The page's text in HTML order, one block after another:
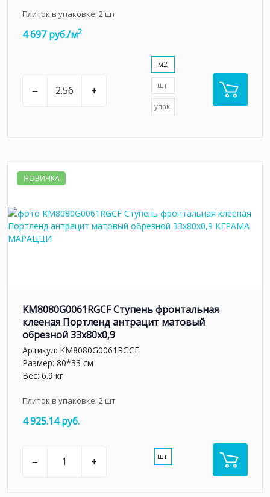
Плиток в упаковке: 2шт
4 697 руб./м2
– +
м2
шт.
упак.
НОВИНКА
KM8080G0061RGCF Ступень фронтальная
клееная Портленд антрацит матовый
обрезной 33x80x0,9
Артикул: KM8080G0061RGCF
Размер: 80*33 см
Вес: 6.9 кг
Плиток в упаковке: 2шт
4 925.14 руб.
– + шт.